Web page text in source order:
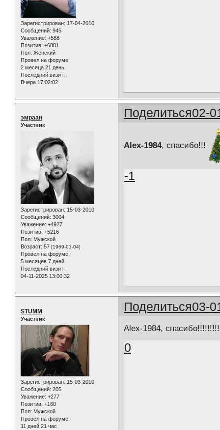
Зарегистрирован: 17-04-2010
Сообщений: 945
Уважение: +588
Позитив: +6881
Пол: Женский
Провел на форуме:
2 месяца 21 день
Последний визит:
Вчера 17:02:02
Поделиться02-
эмраан
Участник
Зарегистрирован: 15-03-2010
Сообщений: 3004
Уважение: +4927
Позитив: +5216
Пол: Мужской
Возраст: 57 [1969-01-04]
Провел на форуме:
5 месяцев 7 дней
Последний визит:
04-11-2025 13:00:32
Alex-1984, спасибо!!!
-1
Поделиться03-
STUMM
Участник
Зарегистрирован: 15-03-2010
Сообщений: 205
Уважение: +277
Позитив: +160
Пол: Мужской
Провел на форуме:
11 дней 21 час
Alex-1984, спасибо!!!!!!!!!
0